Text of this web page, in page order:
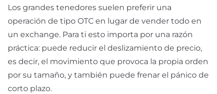
Los grandes tenedores suelen preferir una
operación de tipo OTC en lugar de vender todo en
un exchange. Para ti esto importa por una razón
práctica: puede reducir el deslizamiento de precio,
es decir, el movimiento que provoca la propia orden
por su tamaño, y también puede frenar el pánico de
corto plazo.